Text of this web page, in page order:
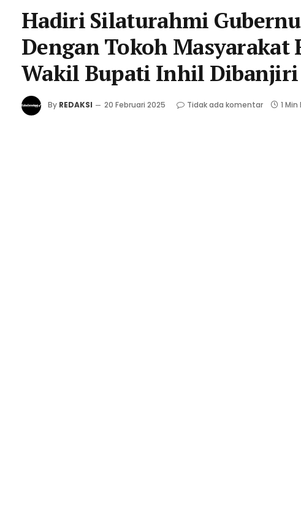
Hadiri Silaturahmi
Dengan Tokoh
Wakil Bupati Inhil Dibanjiri
By REDAKSI 20 Februari 2025 Tidak ada komentar 1 Min